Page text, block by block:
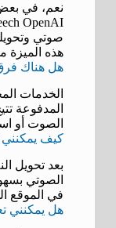
صوتي
هذه الميزة
هل هناك
الخدمات
المدفوعة
الصوت أو
كيف
بعد تحويل
في الموقع
هل يمكنني